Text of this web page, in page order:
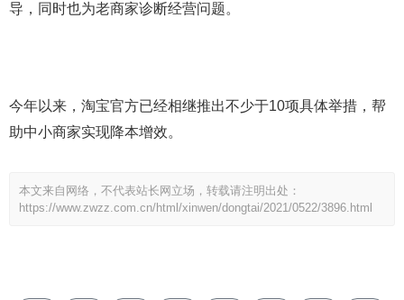
导，同时也为老商家诊断经营问题。
今年以来，淘宝官方已经相继推出不少于10项具体举措，帮
助中小商家实现降本增效。
本文来自网络，不代表站长网立场，转载请注明出处：
https://www.zwzz.com.cn/html/xinwen/dongtai/2021/0522/3896.html